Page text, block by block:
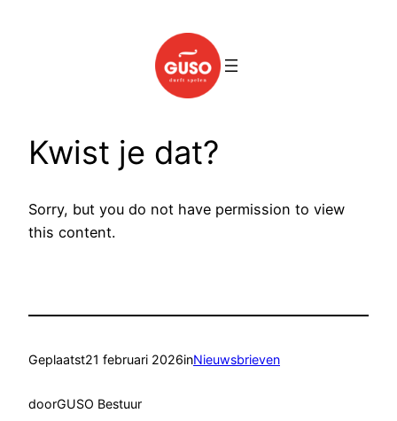
Kwist je dat?
Sorry, but you do not have permission to view
this content.
Geplaatst21 februari 2026inNieuwsbrieven
doorGUSO Bestuur